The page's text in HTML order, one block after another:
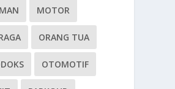
MOTOR
ORANG TUA
OTOMOTIF